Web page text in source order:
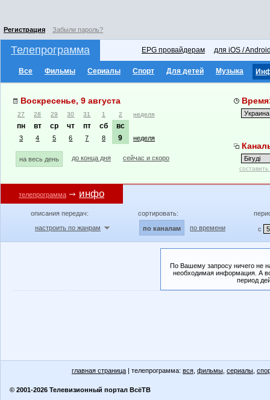
Регистрация Забыли пароль?
Телепрограмма EPG провайдерам для iOS /
Все Фильмы Сериалы Спорт Для детей Музыка
Воскресенье, 9 августа
27 28 29 30 31 1 2 неделя
пн вт ср чт пт сб вс
3 4 5 6 7 8 9 неделя
на весь день до конца дня сейчас и скоро
телепрограмма инфо
описания передач:
настроить по жанрам
сортировать:
по каналам по времени с
По Вашему запросу ничего не
необходимая информация. А
период
главная страница | телепрограмма: вся фильмы сериалы
© 2001-2026 Телевизионный портал ВсёТВ